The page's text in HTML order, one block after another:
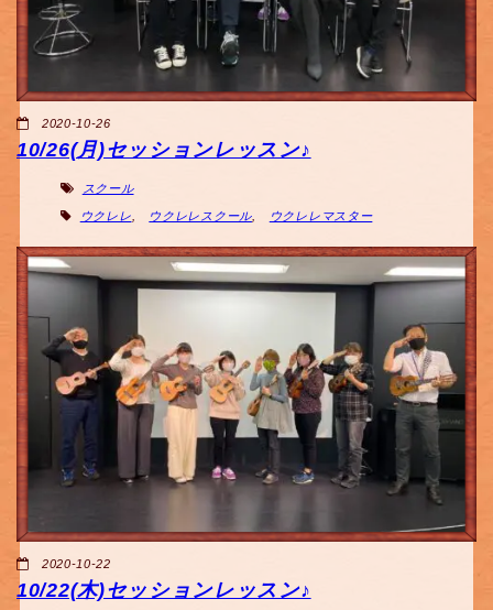
2020-10-26
10/26(月)セッションレッスン♪
スクール
ウクレレ, ウクレレスクール, ウクレレマスター
2020-10-22
10/22(木)セッションレッスン♪